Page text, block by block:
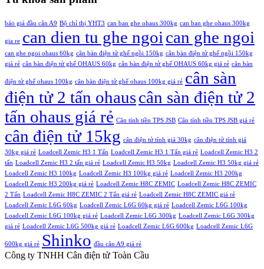
68.500.000,00 ₫.
báo giá đầu cân A9 Bộ chỉ thị YHT3 can ban ghe ohaus 300kg can ban ghe ohaus 300kg
gia re can dien tu ghe ngoi can ghe ngoi
can ghe ngoi ohaus 60kg cân bàn điện tử ghế ngồi 150kg cân bàn điện tử ghế ngồi 150kg
giá rẻ cân bàn điện tử ghế OHAUS 60kg cân bàn điện tử ghế OHAUS 60kg giá rẻ cân bàn
điện tử ghế ohaus 100kg cân bàn điện tử ghế ohaus 100kg giá rẻ cân sàn
điện tử 2 tấn ohauscân sàn điện tử 2
tấn ohaus giá rẻ Cân tính tiền TPS JSB Cân tính tiền TPS JSB giá rẻ
cân điện tử 15kg cân điện tử tính giá 30kg cân điện tử tính giá
30kg giá rẻ Loadcell Zemic H3 1 Tấn Loadcell Zemic H3 1 Tấn giá rẻ Loadcell Zemic H3 2
tấn Loadcell Zemic H3 2 tấn giá rẻ Loadcell Zemic H3 50kg Loadcell Zemic H3 50kg giá rẻ
Loadcell Zemic H3 100kg Loadcell Zemic H3 100kg giá rẻ Loadcell Zemic H3 200kg
Loadcell Zemic H3 200kg giá rẻ Loadcell Zemic H8C ZEMIC Loadcell Zemic H8C ZEMIC
2 Tấn Loadcell Zemic H8C ZEMIC 2 Tấn giá rẻ Loadcell Zemic H8C ZEMIC giá rẻ
Loadcell Zemic L6G 60kg Loadcell Zemic L6G 60kg giá rẻ Loadcell Zemic L6G 100kg
Loadcell Zemic L6G 100kg giá rẻ Loadcell Zemic L6G 300kg Loadcell Zemic L6G 300kg
giá rẻ Loadcell Zemic L6G 500kg giá rẻ Loadcell Zemic L6G 600kg Loadcell Zemic L6G
600kg giá rẻ Shinko đầu cân A9 giá rẻ
Công ty TNHH Cân điện tử Toàn Cầu